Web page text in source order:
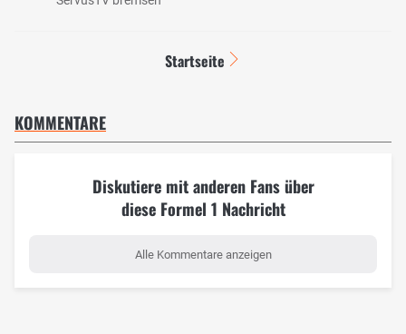
Startseite
KOMMENTARE
Diskutiere mit anderen Fans über
diese Formel 1 Nachricht
Alle Kommentare anzeigen